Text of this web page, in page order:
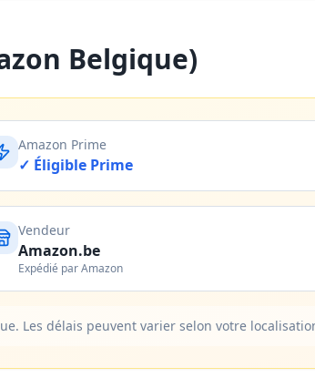
Belgique)
Amazon Prime
✓ Éligible Prime
Vendeur
Amazon.be
Expédié par Amazon
Les délais peuvent varier selon votre